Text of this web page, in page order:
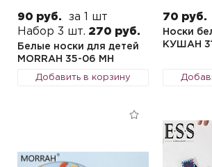
90 руб.
за 1 шт
Набор 3 шт. 270 руб.
Белые носки для детей
MORRAH 35-06 MH
Добавить в корзину
70 руб.
Носки
КУШАН